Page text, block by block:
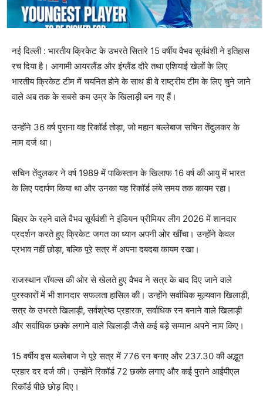
नई दिल्ली : भारतीय क्रिकेट के उभरते सितारे 15 वर्षीय वैभव सूर्यवंशी ने इतिहास
रच दिया है। आगामी आयरलैंड और इंग्लैंड दौरे तथा एशियाई खेलों के लिए
भारतीय क्रिकेट टीम में चयनित होने के साथ ही वे राष्ट्रीय टीम के लिए चुने जाने
वाले अब तक के सबसे कम उम्र के खिलाड़ी बन गए हैं।
उन्होंने 36 वर्ष पुराना वह रिकॉर्ड तोड़ा, जो महान बल्लेबाज सचिन तेंदुलकर के
नाम दर्ज था।
सचिन तेंदुलकर ने वर्ष 1989 में पाकिस्तान के खिलाफ 16 वर्ष की आयु में भारत
के लिए पदार्पण किया था और उनका यह रिकॉर्ड लंबे समय तक कायम रहा।
बिहार के रहने वाले वैभव सूर्यवंशी ने इंडियन प्रीमियर लीग 2026 में शानदार
प्रदर्शन करते हुए क्रिकेट जगत का ध्यान अपनी ओर खींचा। उन्होंने केवल
प्रभाव नहीं छोड़ा, बल्कि पूरे सत्र में अपना दबदबा कायम रखा।
राजस्थान रॉयल्स की ओर से खेलते हुए वैभव ने सत्र के बाद दिए जाने वाले
पुरस्कारों में भी शानदार सफलता हासिल की। उन्होंने सर्वाधिक मूल्यवान खिलाड़ी,
सत्र के उभरते खिलाड़ी, सर्वश्रेष्ठ प्रहारक, सर्वाधिक रन बनाने वाले खिलाड़ी
और सर्वाधिक छक्के लगाने वाले खिलाड़ी जैसे कई बड़े सम्मान अपने नाम किए।
15 वर्षीय इस बल्लेबाज ने पूरे सत्र में 776 रन बनाए और 237.30 की अद्भुत
प्रहार दर दर्ज की। उन्होंने रिकॉर्ड 72 छक्के लगाए और कई पुराने आईपीएल
रिकॉर्ड पीछे छोड़ दिए।